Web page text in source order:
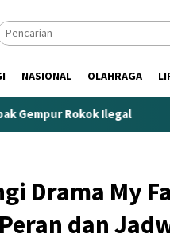
NASIONAL OLAHRAGA
Aksi Heroik Fajar
Drama My
dan